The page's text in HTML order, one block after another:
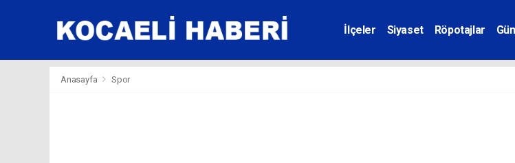
İlçeler Siyaset Röpotajlar
Anasayfa Spor